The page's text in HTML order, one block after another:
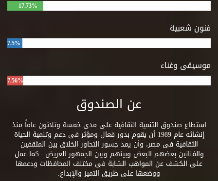
17.73%
فنون شعبية
7.5%
موسيقى وغناء
7.56%
عن الصندوق
استطاع صندوق التنمية الثقافية على مدى خمسة وثلاثون عاماً منذ
إنشائه عام 1989 أن يقوم بدور فعال ومؤثر فى دعم وتنمية الحياة
الثقافية فى مصر، وأن يمد جسور التحاور الخلاق بين المثقفين
والفنانين بعضهم البعض وبينهم وبين الجمهور العريض ..كما عمل
على الكشف عن المواهب الشابة فى مختلف المحافظات ودعمها
ووضعها على طريق التميز والإبداع.